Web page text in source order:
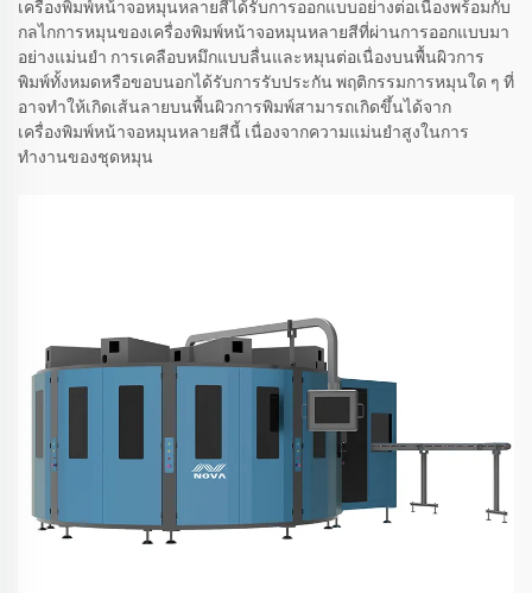
เครื่องพิมพ์หน้าจอหมุนหลายสีได้รับการออกแบบอย่างต่อเนื่องพร้อมกับ
กลไกการหมุนของเครื่องพิมพ์หน้าจอหมุนหลายสีที่ผ่านการออกแบบมา
อย่างแม่นยำ การเคลือบหมึกแบบลื่นและหมุนต่อเนื่องบนพื้นผิวการ
พิมพ์ทั้งหมดหรือขอบนอกได้รับการรับประกัน พฤติกรรมการหมุนใด ๆ ที่
อาจทำให้เกิดเส้นลายบนพื้นผิวการพิมพ์สามารถเกิดขึ้นได้จาก
เครื่องพิมพ์หน้าจอหมุนหลายสีนี้ เนื่องจากความแม่นยำสูงในการ
ทำงานของชุดหมุน